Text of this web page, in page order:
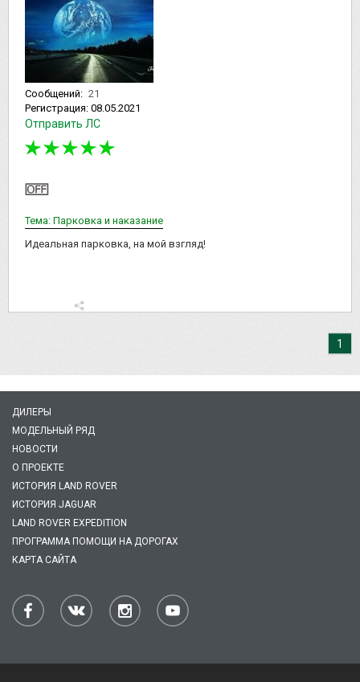
Сообщений: 21
Регистрация: 08.05.2021
Отправить ЛС
Тема: Парковка и наказание
Идеальная парковка, на мой взгляд!
1
ДИЛЕРЫ
МОДЕЛЬНЫЙ РЯД
НОВОСТИ
О ПРОЕКТЕ
ИСТОРИЯ LAND ROVER
ИСТОРИЯ JAGUAR
LAND ROVER EXPEDITION
ПРОГРАММА ПОМОЩИ НА ДОРОГАХ
КАРТА САЙТА